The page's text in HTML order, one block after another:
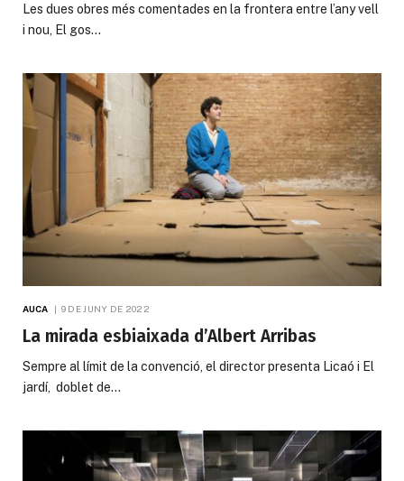
Les dues obres més comentades en la frontera entre l’any vell
i nou, El gos…
AUCA 9 DE JUNY DE 2022
La mirada esbiaixada d’Albert Arribas
Sempre al límit de la convenció, el director presenta Licaó i El
jardí, doblet de…